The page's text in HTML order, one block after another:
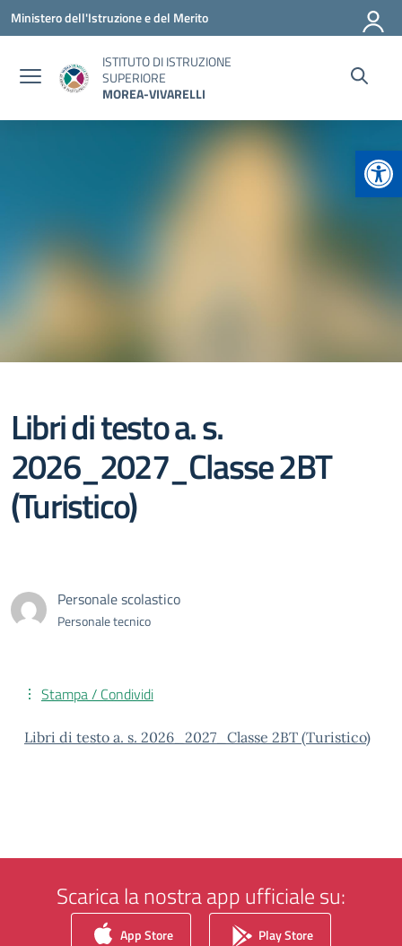
Vai ai contenuti
Vai al menu di navigazione
Vai al footer
Ministero dell'Istruzione e del Merito
ISTITUTO DI ISTRUZIONE
SUPERIORE
MOREA-VIVARELLI
Libri di testo a. s.
2026_2027_Classe 2BT
(Turistico)
Personale scolastico
Personale tecnico
Stampa / Condividi
Libri di testo a. s. 2026_2027_Classe 2BT (Turistico)
Scarica la nostra app ufficiale su:
App Store Play Store